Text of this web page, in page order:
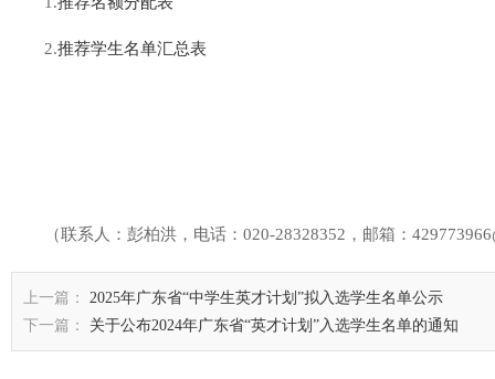
2.推荐学生名单汇总表
（联系人：彭柏洪，电话：020-28328352，邮箱：
上一篇：
2025年广东省“中学生英才计划”拟入选学生名单公示
下一篇：
关于公布2024年广东省“英才计划”入选学生名单的通知